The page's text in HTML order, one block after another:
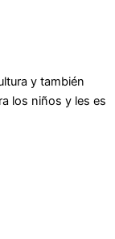
y también
los niños y les es